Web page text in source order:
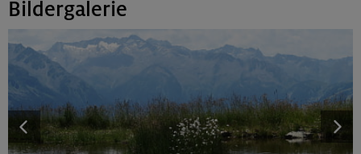
Bildergalerie